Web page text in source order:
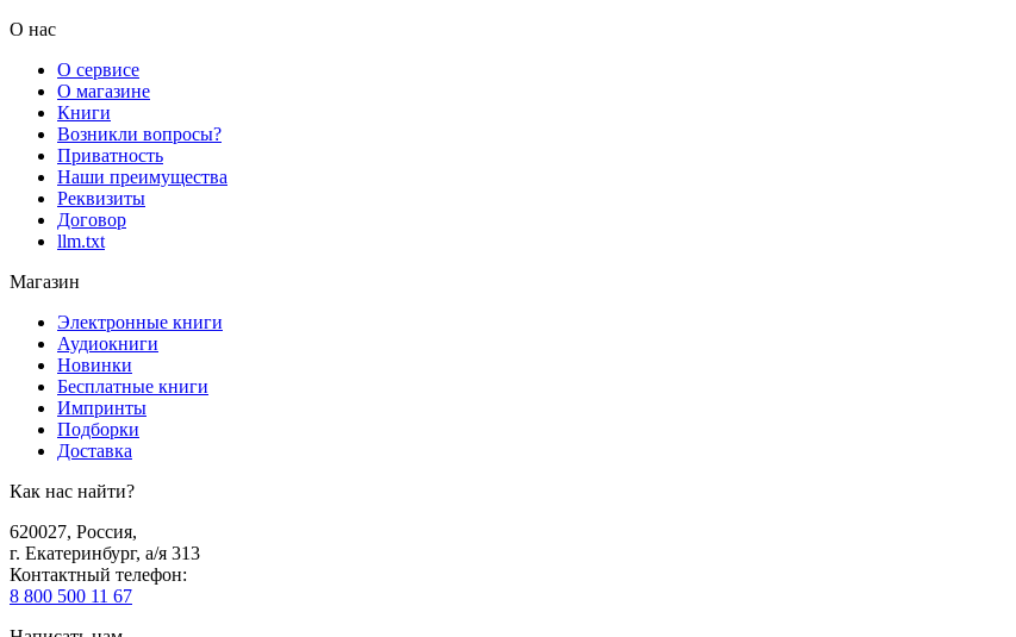
О нас
О сервисе
О магазине
Книги
Возникли вопросы?
Приватность
Наши преимущества
Реквизиты
Договор
llm.txt
Магазин
Электронные книги
Аудиокниги
Новинки
Бесплатные книги
Импринты
Подборки
Доставка
Как нас найти?
620027, Россия,
г. Екатеринбург, а/я 313
Контактный телефон:
8 800 500 11 67